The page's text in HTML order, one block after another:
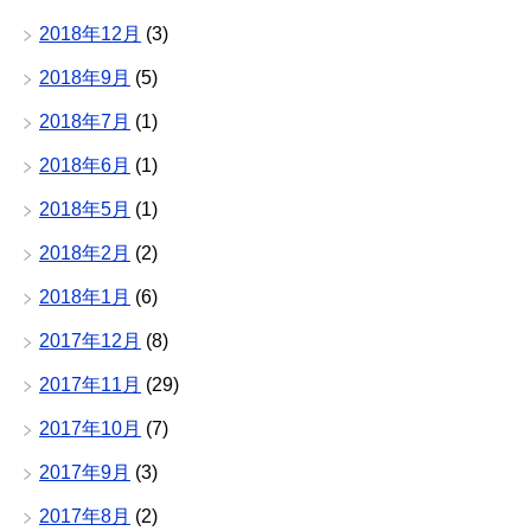
2018年12月 (3)
2018年9月 (5)
2018年7月 (1)
2018年6月 (1)
2018年5月 (1)
2018年2月 (2)
2018年1月 (6)
2017年12月 (8)
2017年11月 (29)
2017年10月 (7)
2017年9月 (3)
2017年8月 (2)